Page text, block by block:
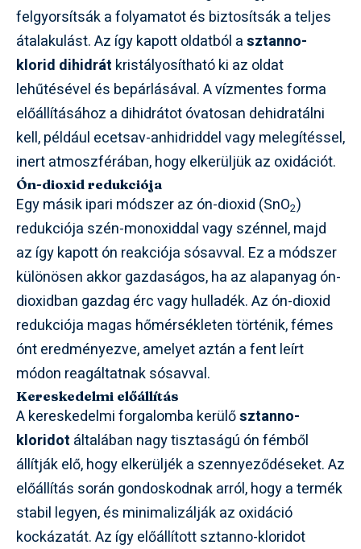
felgyorsítsák a folyamatot és biztosítsák a teljes
átalakulást. Az így kapott oldatból asztanno-
klorid dihidrát kristályosítható ki az oldat
lehűtésével és bepárlásával. A vízmentes forma
előállításához a dihidrátot óvatosan dehidratálni
kell, például ecetsav-anhidriddel vagy melegítéssel,
inert atmoszférában, hogy elkerüljük az oxidációt.
Ón-dioxid redukciója
Egy másik ipari módszer az ón-dioxid (SnO2)
redukciója szén-monoxiddal vagy szénnel, majd
az így kapott ón reakciója sósavval. Ez a módszer
különösen akkor gazdaságos, ha az alapanyag ón-
dioxidban gazdag érc vagy hulladék. Az ón-dioxid
redukciója magas hőmérsékleten történik, fémes
ónt eredményezve, amelyet aztán a fent leírt
módon reagáltatnak sósavval.
Kereskedelmi előállítás
A kereskedelmi forgalomba kerülősztanno-
kloridot általában nagy tisztaságú ón fémből
állítják elő, hogy elkerüljék a szennyeződéseket. Az
előállítás során gondoskodnak arról, hogy a termék
stabil legyen, és minimalizálják az oxidáció
kockázatát. Az így előállított sztanno-kloridot